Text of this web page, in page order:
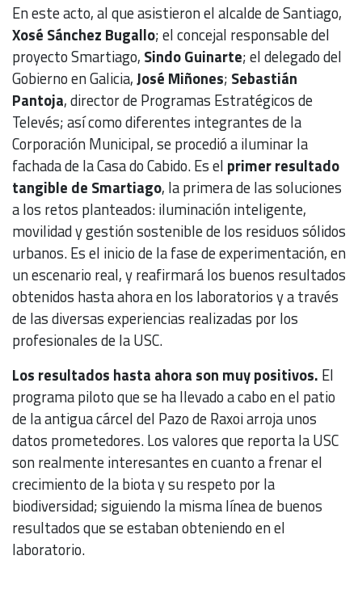
En este acto, al que asistieron el alcalde de Santiago,
Xosé Sánchez Bugallo; el concejal responsable del
proyecto Smartiago, Sindo Guinarte; el delegado del
Gobierno en Galicia,José Miñones; Sebastián
Pantoja, director de Programas Estratégicos de
Televés; así como diferentes integrantes de la
Corporación Municipal, se procedió a iluminar la
fachada de la Casa do Cabido. Es el primer resultado
tangible de Smartiago, la primera de las soluciones
a los retos planteados: iluminación inteligente,
movilidad y gestión sostenible de los residuos sólidos
urbanos. Es el inicio de la fase de experimentación, en
un escenario real, y reafirmará los buenos resultados
obtenidos hasta ahora en los laboratorios y a través
de las diversas experiencias realizadas por los
profesionales de la USC.
Los resultados hasta ahora son muy positivos. El
programa piloto que se ha llevado a cabo en el patio
de la antigua cárcel del Pazo de Raxoi arroja unos
datos prometedores. Los valores que reporta la USC
son realmente interesantes en cuanto a frenar el
crecimiento de la biota y su respeto por la
biodiversidad; siguiendo la misma línea de buenos
resultados que se estaban obteniendo en el
laboratorio.